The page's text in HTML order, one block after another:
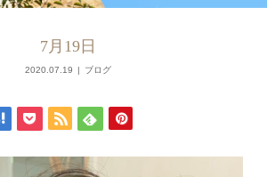
7月19日
2020.07.19 ブログ